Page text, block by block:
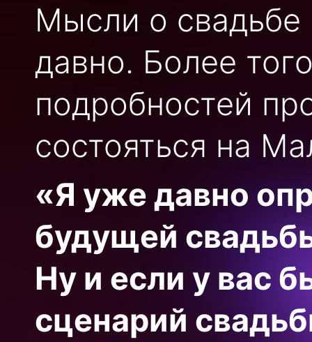
Мысли о
давно. Более
подробностей
состояться на
«Я уже давно
будущей
Ну и если у вас
сценарий